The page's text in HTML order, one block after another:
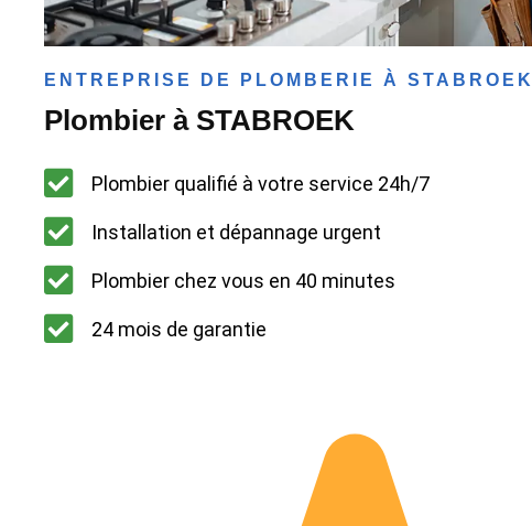
ENTREPRISE DE PLOMBERIE À STABROEK
Plombier à STABROEK
Plombier qualifié à votre service 24h/7
Installation et dépannage urgent
Plombier chez vous en 40 minutes
24 mois de garantie